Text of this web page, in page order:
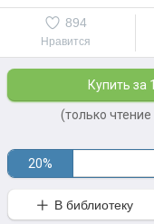
Нравится
894
(только чтение
20%
В библиотеку